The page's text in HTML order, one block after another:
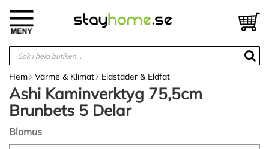
innehållet
Hem Värme & Klimat Eldstäder & Eldfat
Ashi Kaminverktyg 75,5cm
Brunbets 5 Delar
Blomus